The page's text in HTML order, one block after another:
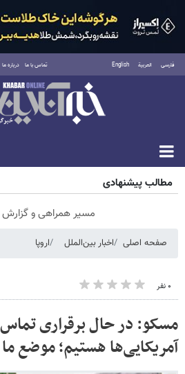
فارسی العربية English تماس با ما درباره ما
شنبه ۱۷ مرداد ۱۴۰۵
مطالب پیشنهادی
مسیر همراهی و گزارش
صفحه اصلی اخبار بین‌الملل اروپا
۰ نفر
مسکو: در حال برقراری
آمریکایی‌ها هستیم؛ موضع